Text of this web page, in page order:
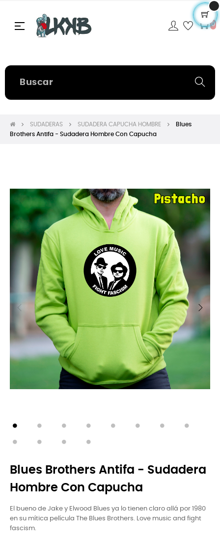
Navegación
☰ 0
SUDADERAS SUDADERA CAPUCHA HOMBRE
Blues
Brothers Antifa - Sudadera Hombre Con Capucha
Blues Brothers Antifa - Sudadera
Hombre Con Capucha
El bueno de Jake y Elwood Blues ya lo tienen claro allá por 1980
en su mítica película The Blues Brothers. Love music and fight
fascism.